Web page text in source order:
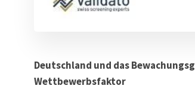
Deutschland und das
Wettbewerbsfaktor